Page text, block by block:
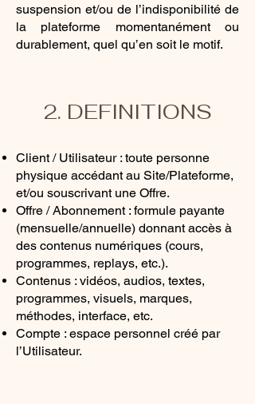
suspension et/ou de l’indisponibilité de
la plateforme momentanément ou
durablement, quel qu’en soit le motif.
2. DEFINITIONS
Client / Utilisateur : toute personne
physique accédant au Site/Plateforme,
et/ou souscrivant une Offre.
Offre / Abonnement : formule payante
(mensuelle/annuelle) donnant accès à
des contenus numériques (cours,
programmes, replays, etc.).
Contenus : vidéos, audios, textes,
programmes, visuels, marques,
méthodes, interface, etc.
Compte : espace personnel créé par
l’Utilisateur.